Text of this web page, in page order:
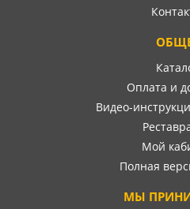
Оплата и
Видео-
Мой
Полная
МЫ